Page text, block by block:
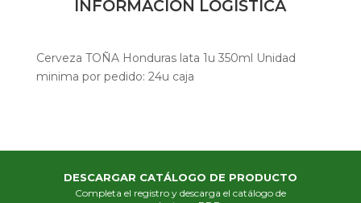
INFORMACIÓN LOGÍSTICA
Cerveza TOÑA Honduras lata 1u 350ml Unidad
minima por pedido: 24u caja
DESCARGAR CATÁLOGO DE PRODUCTO
Completa el registro y descarga el catálogo de